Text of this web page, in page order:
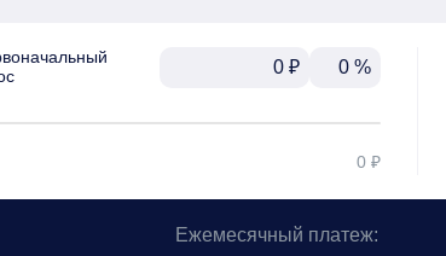
₽ %
0 ₽
Ежемесячный платеж: